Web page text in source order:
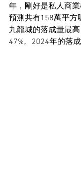
年，剛好是私人商
預測共有158萬平方
九龍城的落成量最
47%。2024年的落